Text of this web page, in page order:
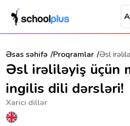
Əsas səhifə Proqramlar
Əsl irəliləyiş üçün
ingilis dili dərsləri!
Xarici dillər